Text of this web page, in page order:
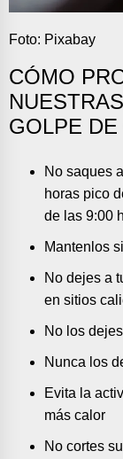
Foto: Pixabay
CÓMO
GOLPE
No saques
horas pico
de las 9:00
Mantenlos
No dejes a
en sitios
No los
Nunca los
Evita la
más calor
No cortes